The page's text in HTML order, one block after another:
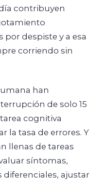
contribuyen
por despiste y a esa
corriendo sin
han
de solo 15
cognitiva
la tasa de errores. Y
llenas de tareas
síntomas,
ajustar